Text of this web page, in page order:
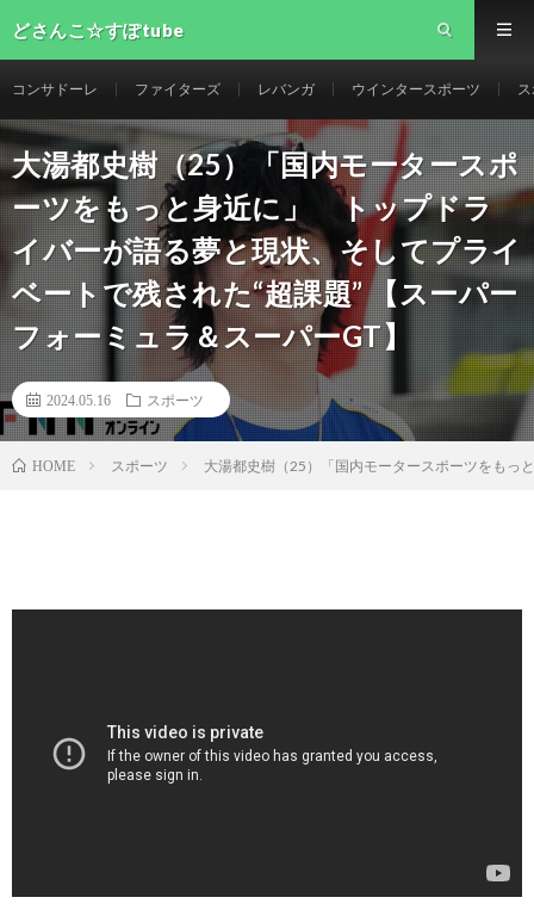
どさんこ☆すぽtube
コンサドーレ ファイターズ レバンガ ウインタースポーツ
大湯都史樹（25）「国内モータースポ
ーツをもっと身近に」 トップドラ
イバーが語る夢と現状、そしてプライ
ベートで残された“超課題” 【スーパー
フォーミュラ＆スーパーGT】
2024.05.16 スポーツ
HOME スポーツ 大湯都史樹（25）「国内モータースポーツをもっ